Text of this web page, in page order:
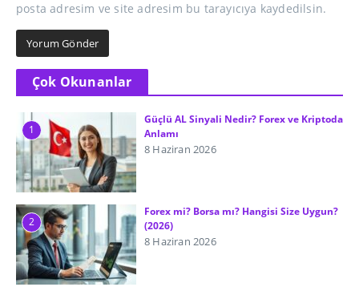
posta adresim ve site adresim bu tarayıcıya kaydedilsin.
Çok Okunanlar
1
Güçlü AL Sinyali Nedir? Forex ve Kriptoda
Anlamı
8 Haziran 2026
2
Forex mi? Borsa mı? Hangisi Size Uygun?
(2026)
8 Haziran 2026